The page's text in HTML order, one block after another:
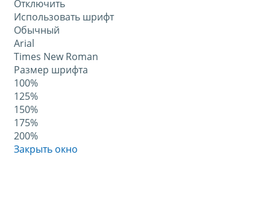
Отключить
Использовать шрифт
Обычный
Arial
Times New Roman
Размер шрифта
100%
125%
150%
175%
200%
Закрыть окно